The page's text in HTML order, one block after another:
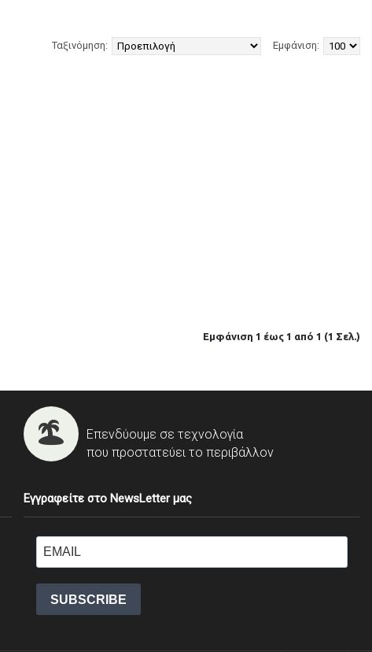
Εμφάνιση:
Ταξινόμηση:
Εμφάνιση 1 έως 1 από 1 (1 Σελ.)
Επενδύουμε σε τεχνολογία
που προστατεύει το περιβάλλον
Εγγραφείτε στο NewsLetter μας
SUBSCRIBE